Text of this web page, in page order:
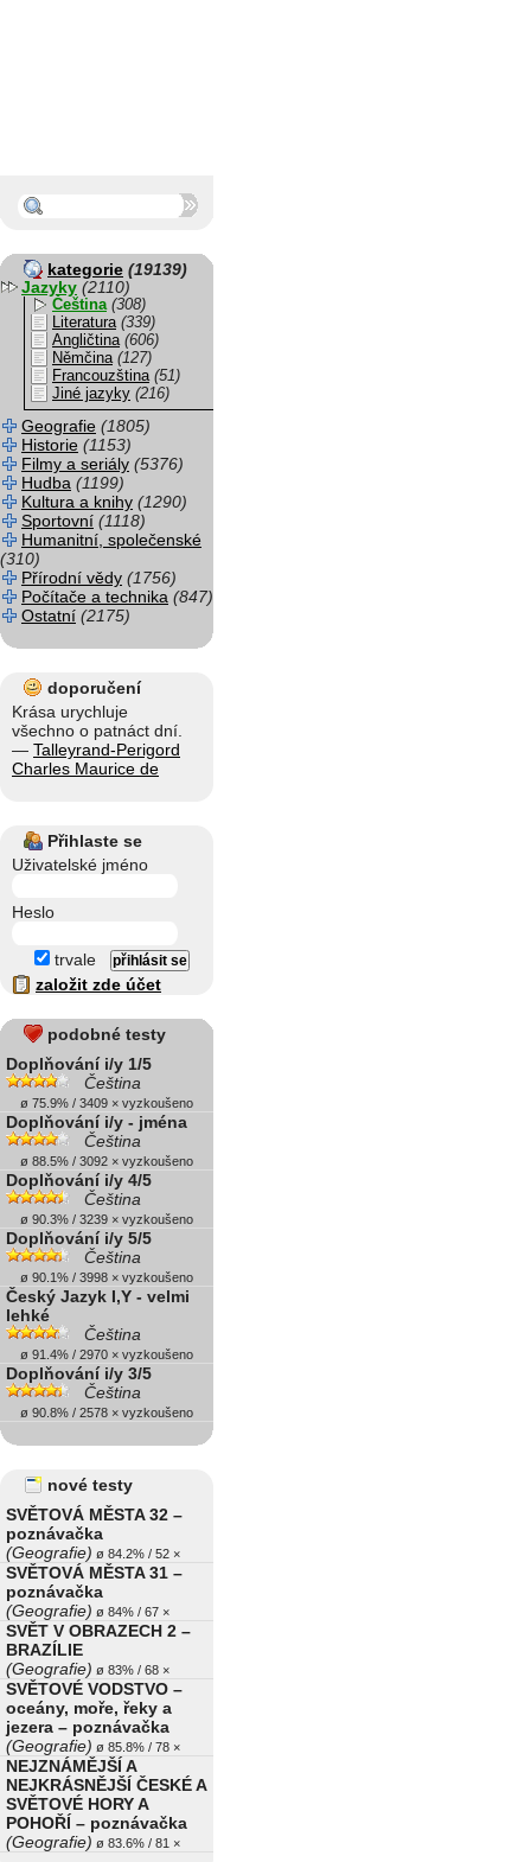
kategorie (19139)
Jazyky (2110)
Čeština (308)
Literatura (339)
Angličtina (606)
Němčina (127)
Francouzština (51)
Jiné jazyky (216)
Geografie (1805)
Historie (1153)
Filmy a seriály (5376)
Hudba (1199)
Kultura a knihy (1290)
Sportovní (1118)
Humanitní, společenské
(310)
Přírodní vědy (1756)
Počítače a technika (847)
Ostatní (2175)
doporučení
Krása urychluje
všechno o patnáct dní.
— Talleyrand-Perigord
Charles Maurice de
Přihlaste se
Uživatelské jméno
Heslo
trvale
založit zde účet
podobné testy
Doplňování i/y 1/5
Čeština
ø 75.9% / 3409 × vyzkoušeno
Doplňování i/y - jména
Čeština
ø 88.5% / 3092 × vyzkoušeno
Doplňování i/y 4/5
Čeština
ø 90.3% / 3239 × vyzkoušeno
Doplňování i/y 5/5
Čeština
ø 90.1% / 3998 × vyzkoušeno
Český Jazyk I,Y - velmi
lehké
Čeština
ø 91.4% / 2970 × vyzkoušeno
Doplňování i/y 3/5
Čeština
ø 90.8% / 2578 × vyzkoušeno
nové testy
SVĚTOVÁ MĚSTA 32 –
poznávačka
(Geografie) ø 84.2% / 52 ×
SVĚTOVÁ MĚSTA 31 –
poznávačka
(Geografie) ø 84% / 67 ×
SVĚT V OBRAZECH 2 –
BRAZÍLIE
(Geografie) ø 83% / 68 ×
SVĚTOVÉ VODSTVO –
oceány, moře, řeky a
jezera – poznávačka
(Geografie) ø 85.8% / 78 ×
NEJZNÁMĚJŠÍ A
NEJKRÁSNĚJŠÍ ČESKÉ A
SVĚTOVÉ HORY A
POHOŘÍ – poznávačka
(Geografie) ø 83.6% / 81 ×